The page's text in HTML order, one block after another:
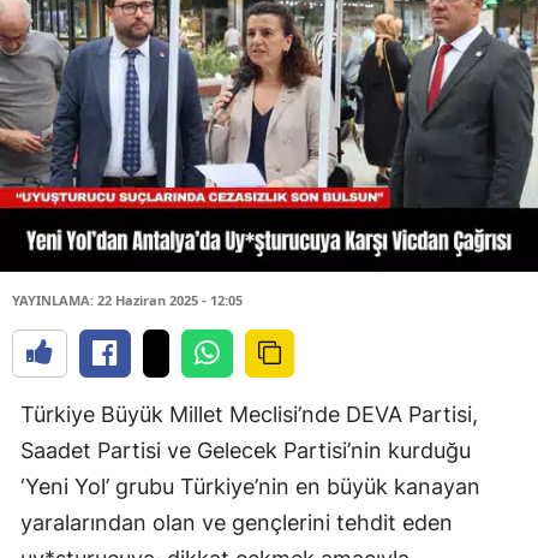
YAYINLAMA: 22 Haziran 2025 - 12:05
Türkiye Büyük Millet Meclisi’nde DEVA Partisi,
Saadet Partisi ve Gelecek Partisi’nin kurduğu
‘Yeni Yol’ grubu Türkiye’nin en büyük kanayan
yaralarından olan ve gençlerini tehdit eden